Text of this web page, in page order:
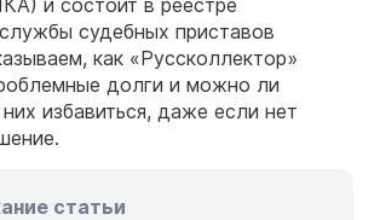
судебных приставов
как «Руссколлектор»
долги и можно ли
избавиться, даже если нет
статьи